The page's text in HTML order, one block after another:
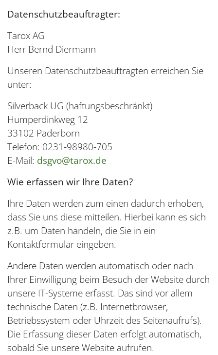
Datenschutzbeauftragter:
Tarox AG
Herr Bernd Diermann
Unseren Datenschutzbeauftragten erreichen Sie
unter:
Silverback UG (haftungsbeschränkt)
Humperdinkweg 12
33102 Paderborn
Telefon: 0231-98980-705
E-Mail: dsgvo@tarox.de
Wie erfassen wir Ihre Daten?
Ihre Daten werden zum einen dadurch erhoben,
dass Sie uns diese mitteilen. Hierbei kann es sich
z.B. um Daten handeln, die Sie in ein
Kontaktformular eingeben.
Andere Daten werden automatisch oder nach
Ihrer Einwilligung beim Besuch der Website durch
unsere IT-Systeme erfasst. Das sind vor allem
technische Daten (z.B. Internetbrowser,
Betriebssystem oder Uhrzeit des Seitenaufrufs).
Die Erfassung dieser Daten erfolgt automatisch,
sobald Sie unsere Website aufrufen.